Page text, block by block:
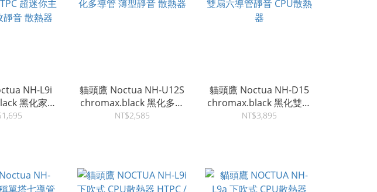
NH-L9i
黑化家庭
超迷你主
貓頭鷹 Noctua NH-U12S
chromax.black 黑化多導
管 薄型靜音 散熱器
NT$2,585
貓頭鷹 Noctua NH-D15
chromax.black 黑化雙塔
雙扇六導管靜音 CPU散熱
NT$3,895